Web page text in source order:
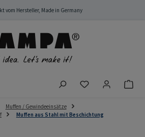
vom Hersteller, Made in Germany
Du hast 0
Muffen / Gewindeeinsätze
Muffen aus Stahl mit Beschichtung